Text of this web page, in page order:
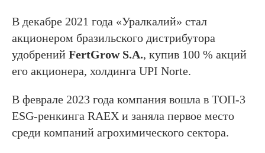
В декабре 2021 года «Уралкалий» стал
акционером бразильского дистрибутора
удобрений FertGrow S.A., купив 100 % акций
его акционера, холдинга UPI Norte.
В феврале 2023 года компания вошла в ТОП-3
ESG-ренкинга RAEX и заняла первое место
среди компаний агрохимического сектора.